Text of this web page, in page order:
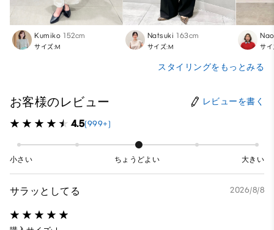
Kumiko 152cm
サイズ:M
Natsuki 163cm
サイズ:M
Nao
サ
スタイリングをもっとみる
お客様のレビュー レビューを書く
4.5(999+)
小さい ちょうどよい 大きい
サラッとしてる 2026/8/8